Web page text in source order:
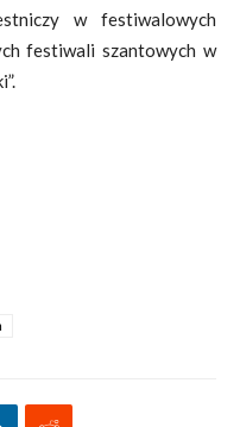
w festiwalowych
festiwali szantowych w